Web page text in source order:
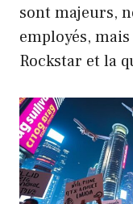
sont majeurs,
employés,
Rockstar et la